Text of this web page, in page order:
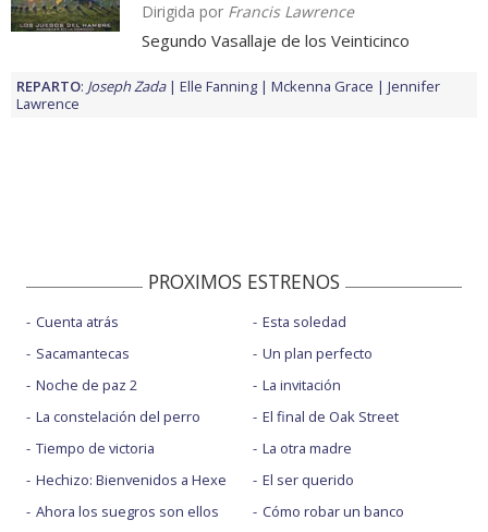
Dirigida por Francis Lawrence
Segundo Vasallaje de los Veinticinco
REPARTO: Joseph Zada Elle Fanning Mckenna Grace
Jennifer
Lawrence
PROXIMOS ESTRENOS
Cuenta atrás
Sacamantecas
Noche de paz 2
La constelación del perro
Tiempo de victoria
Hechizo: Bienvenidos a Hexe
Ahora los suegros son ellos
Esta soledad
Un plan perfecto
La invitación
El final de Oak Street
La otra madre
El ser querido
Cómo robar un banco